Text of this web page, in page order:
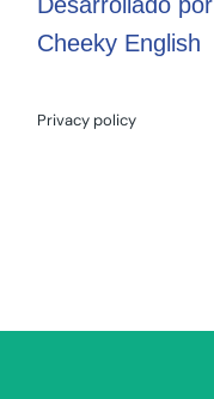
Cheeky English
Privacy policy